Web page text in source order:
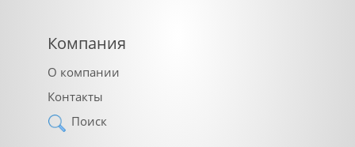
Компания
О компании
Контакты
Поиск